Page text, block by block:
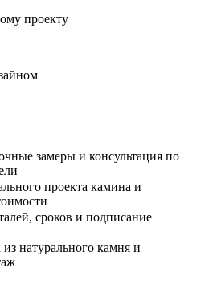
проекту
замеры и консультация по
проекта камина и
сроков и подписание
натурального камня и